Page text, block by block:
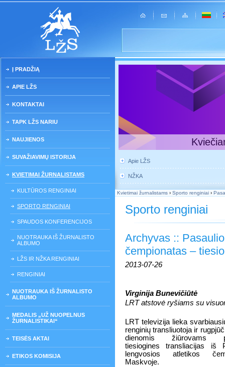
Į PRADŽIĄ
APIE LŽS
KONTAKTAI
TAPK LŽS NARIU
NAUJIENOS
SUVAŽIAVIMŲ ISTORIJA
KVIETIMAI ŽURNALISTAMS
KULTŪROS RENGINIAI
SPORTO RENGINIAI
SPAUDOS KONFERENCIJOS
NUOTRAUKA IŠ ŽURNALISTO
ALBUMO
LŽS IR NŽKA RENGINIAI
RENGINIAI
NUOTRAUKA IŠ ŽURNALISTO
ALBUMO
MEDALIS „UŽ NUOPELNUS
ŽURNALISTIKAI“
TEISĖS AKTAI
ETIKOS KOMISIJA
Apie LŽS
NŽKA
Kvietimai žurnalistams › Sporto renginiai ›
Sporto renginiai
Archyvas ::
čempionatas –
2013-07-26
Virginija Bunevičiūtė
LRT atstovė ryšiams su
LRT televizija lieka
renginių transliuotoja ir
dienomis žiūrovams
tiesiogines transliacijas iš
lengvosios atletikos
Maskvoje.